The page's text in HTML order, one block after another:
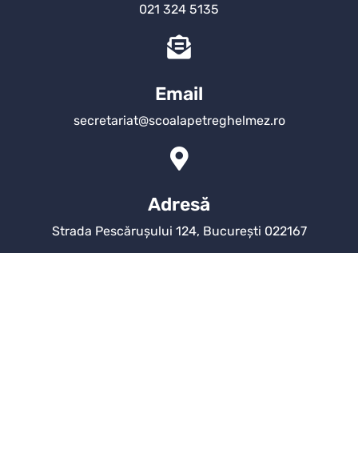
021 324 5135
Email
secretariat@scoalapetreghelmez.ro
Adresă
Strada Pescărușului 124, București 022167